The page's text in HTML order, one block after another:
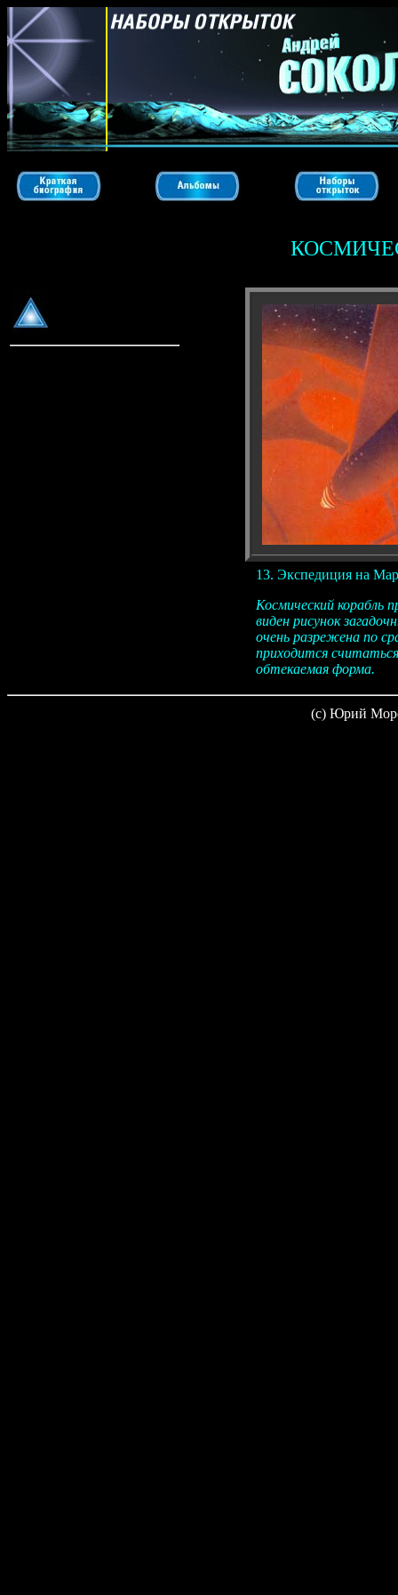
13. Экспедиция на
Космический корабль
виден рисунок
очень разрежена по
приходится
обтекаемая форма.
(c) Юрий